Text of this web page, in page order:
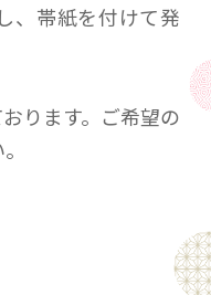
、帯紙を付けて発
ります。ご希望の
能です。ご希望